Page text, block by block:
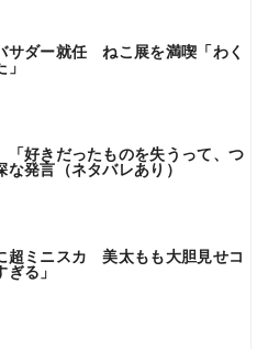
サダー就任 ねこ展を満喫「わく
「好きだったものを失うって、つ
な発言（ネタバレあり）
超ミニスカ 美太もも大胆見せコ
る」